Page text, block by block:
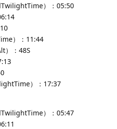
）：05:50
）：11:44
）：48S
）：17:37
）：05:47